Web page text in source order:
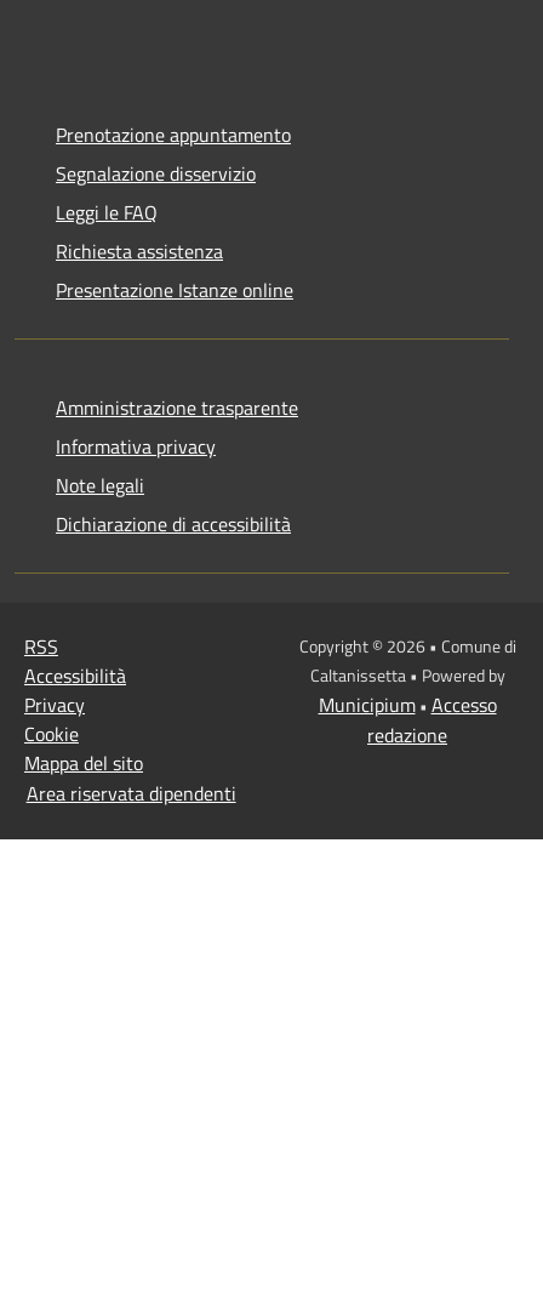
Prenotazione appuntamento
Segnalazione disservizio
Leggi le FAQ
Richiesta assistenza
Presentazione Istanze online
Amministrazione trasparente
Informativa privacy
Note legali
Dichiarazione di accessibilità
RSS
Accessibilità
Privacy
Cookie
Mappa del sito
Area riservata dipendenti
Copyright © 2026 • Comune di
Caltanissetta • Powered by
Municipium• Accesso
redazione